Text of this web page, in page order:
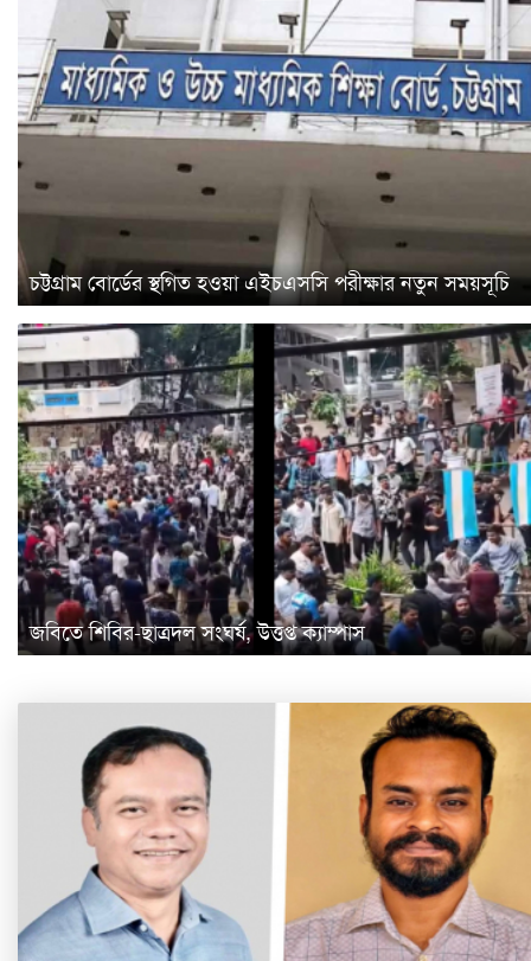
চট্টগ্রাম বোর্ডের স্থগিত হওয়া এইচএসসি পরীক্ষার নতুন সময়সূচি
জবিতে শিবির-ছাত্রদল সংঘর্ষ, উত্তপ্ত ক্যাম্পাস